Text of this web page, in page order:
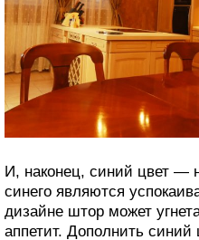
И, наконец, синий цвет —
синего являются
дизайне штор может
аппетит. Дополнить синий